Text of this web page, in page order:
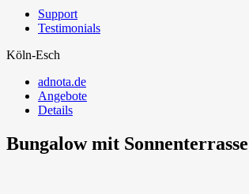
Support
Testimonials
Köln-Esch
adnota.de
Angebote
Details
Bungalow mit